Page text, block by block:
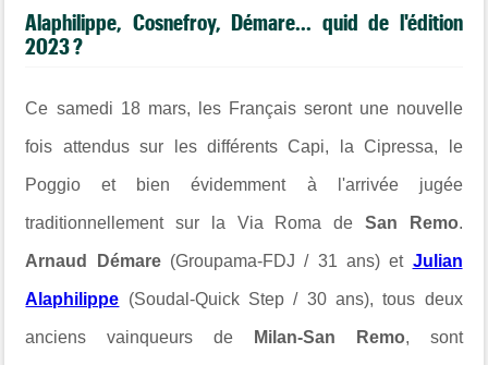
Alaphilippe, Cosnefroy, Démare... quid de l'édition
2023 ?
Ce samedi 18 mars, les Français seront une nouvelle
fois attendus sur les différents Capi, la Cipressa, le
Poggio et bien évidemment à l'arrivée jugée
traditionnellement sur la Via Roma de San Remo.
Arnaud Démare(Groupama-FDJ / 31 ans) et Julian
Alaphilippe (Soudal-Quick Step / 30 ans), tous deux
anciens vainqueurs de Milan-San Remo, sont